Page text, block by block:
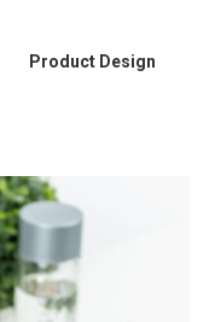
Product Design